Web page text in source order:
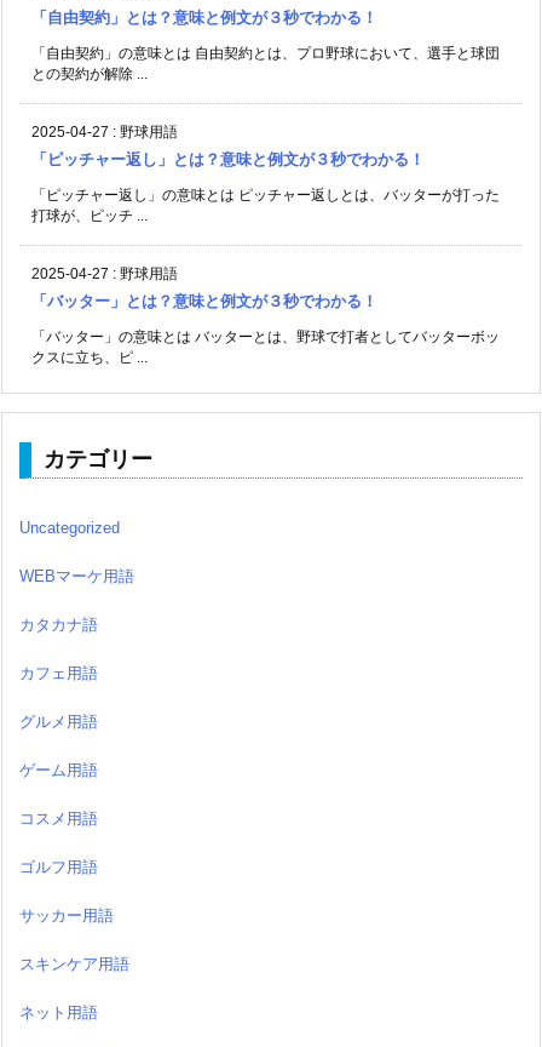
「自由契約」とは？意味と例文が３秒でわかる！
「自由契約」の意味とは 自由契約とは、プロ野球において、選手と球団
との契約が解除 ...
2025-04-27 : 野球用語
「ピッチャー返し」とは？意味と例文が３秒でわかる！
「ピッチャー返し」の意味とは ピッチャー返しとは、バッターが打った
打球が、ピッチ ...
2025-04-27 : 野球用語
「バッター」とは？意味と例文が３秒でわかる！
「バッター」の意味とは バッターとは、野球で打者としてバッターボッ
クスに立ち、ピ ...
カテゴリー
Uncategorized
WEBマーケ用語
カタカナ語
カフェ用語
グルメ用語
ゲーム用語
コスメ用語
ゴルフ用語
サッカー用語
スキンケア用語
ネット用語